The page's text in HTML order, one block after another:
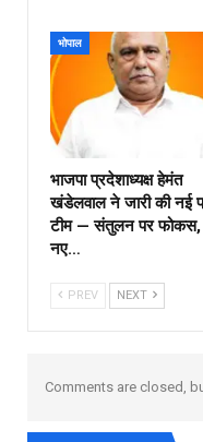
भोपाल
भाजपा प्रदेशाध्यक्ष हेमंत
खंडेलवाल ने जारी की नई
टीम — संतुलन पर फोकस,
नए…
PREV NEXT
Comments are closed,